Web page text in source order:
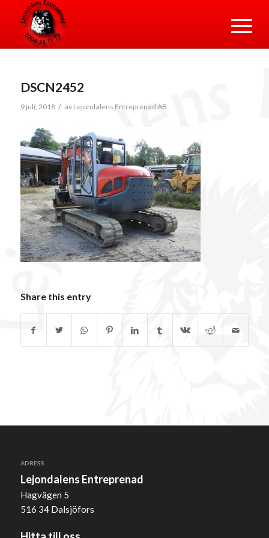
DSCN2452
9 juli, 2018 / av Lejondalens Entreprenad AB
Share this entry
ADRESS
Lejondalens Entreprenad
Hagvägen 5
516 34 Dalsjöfors